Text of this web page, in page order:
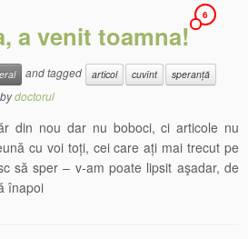
a venit toamna!
6
and tagged articol cuvînt
speranță
bydoctorul
din nou dar nu boboci, ci articole nu
cu voi toți, cei care ați mai trecut pe
să sper – v-am poate lipsit aşadar, de
înapoi